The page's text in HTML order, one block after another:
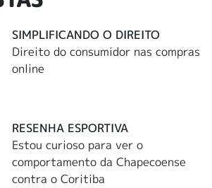
SIMPLIFICANDO O DIREITO
Direito do consumidor nas compras
online
RESENHA ESPORTIVA
Estou curioso para ver o
comportamento da Chapecoense
contra o Coritiba